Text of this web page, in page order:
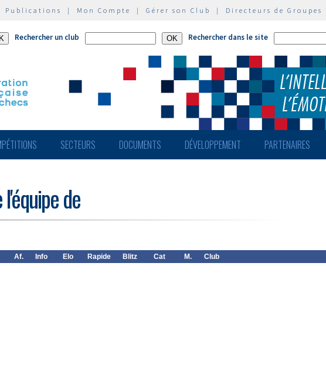
Publications | Mon Compte | Gérer son Club | Directeurs de Groupes
Rechercher un club Rechercher dans le site
SECTEURS DOCUMENTS DÉVELOPPEMENT PARTENAIRES
de
Af. Info Elo Rapide Blitz Cat M. Club